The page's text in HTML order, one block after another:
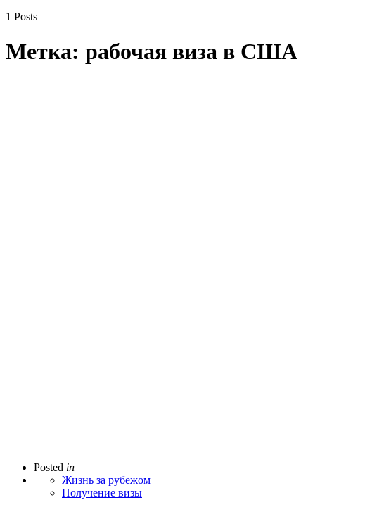
1 Posts
Метка: рабочая виза в США
Posted in
Жизнь за рубежом
Получение визы